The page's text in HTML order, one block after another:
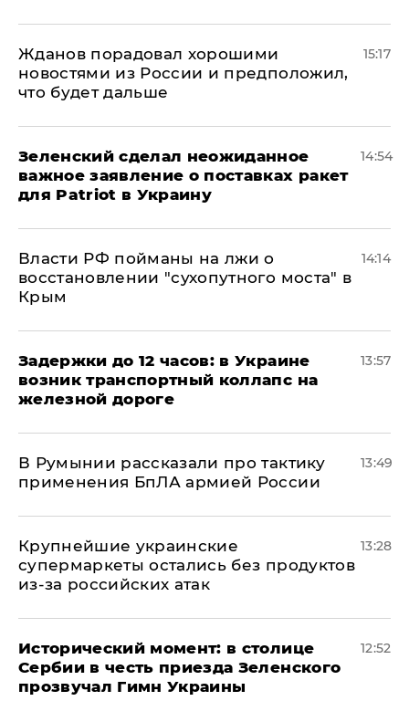
Жданов порадовал хорошими
новостями из России и предположил,
что будет дальше
15:17
Зеленский сделал неожиданное
важное заявление о поставках ракет
для Patriot в Украину
14:54
Власти РФ пойманы на лжи о
восстановлении "сухопутного моста" в
Крым
14:14
Задержки до 12 часов: в Украине
возник транспортный коллапс на
железной дороге
13:57
В Румынии рассказали про тактику
применения БпЛА армией России
13:49
Крупнейшие украинские
супермаркеты остались без продуктов
из-за российских атак
13:28
Исторический момент: в столице
Сербии в честь приезда Зеленского
прозвучал Гимн Украины
12:52